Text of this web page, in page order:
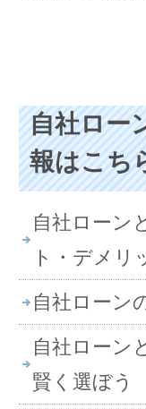
自社ロー
報はこち
自社ローン
ト・デメリ
自社ローン
自社ローン
賢く選ぼう